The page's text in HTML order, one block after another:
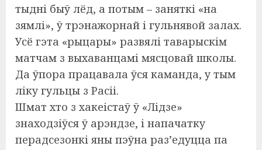
тыдні быў лёд, а потым – заняткі «на
зямлі», ў трэнажорнай і гульнявой залах.
Усё гэта «рыцары» развялі таварыскім
матчам з выхаванцамі мясцовай школы.
Да ўпора працавала ўся каманда, у тым
ліку гульцы з Расіі.
Шмат хто з хакеістаў ў «Лідзе»
знаходзіўся ў арэндзе, і напачатку
перадсезонкі яны пэўна раз’едуцца па